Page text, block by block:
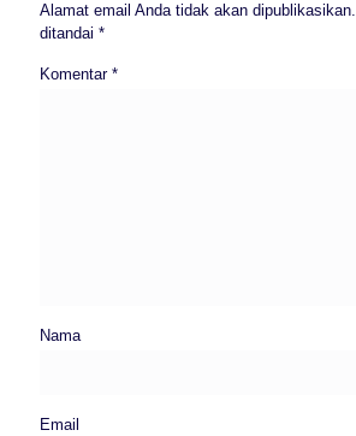
Alamat email Anda tidak akan dipublikasikan.
ditandai *
Komentar *
Nama
Email